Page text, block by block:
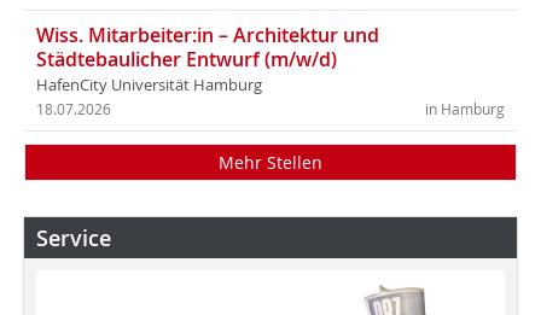
Wiss. Mitarbeiter:in – Architektur und
Städtebaulicher Entwurf (m/w/d)
HafenCity Universität Hamburg
in Hamburg
18.07.2026
Mehr Stellen
Service